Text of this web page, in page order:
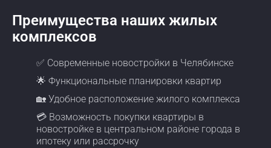
Преимущества наших жилых
комплексов
✅ Современные новостройки в Челябинске
🌟 Функциональные планировки квартир
🏡 Удобное расположение жилого комплекса
💳 Возможность покупки квартиры в
новостройке в центральном районе города в
ипотеку или рассрочку